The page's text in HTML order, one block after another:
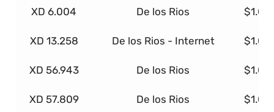
XD 6.004 De los Rios
XD 13.258 De los Rios - Internet
XD 56.943 De los Rios
XD 57.809 De los Rios